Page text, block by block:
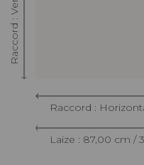
Raccord :
Laize : 87,00 cm /